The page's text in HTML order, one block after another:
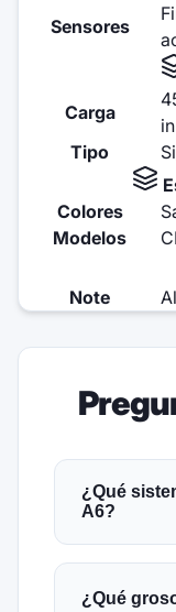
Sensores
Carga
Tipo
Colores
Modelos
Note
¿Qué
A6?
¿Qué